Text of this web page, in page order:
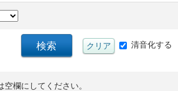
清音化する
欄にしてください。